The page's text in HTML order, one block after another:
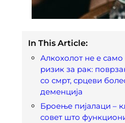
In This Article:
Алкохолот не е само
ризик за рак:
со смрт, срцеви
деменција
Броење пијалаци –
совет што